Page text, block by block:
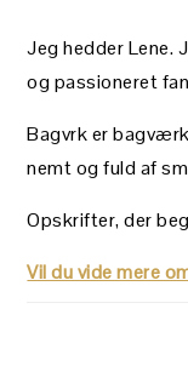
Jeg hedder Lene.
og passioneret
Bagvrk er
nemt og fuld af
Opskrifter, der
Vil du vide mere